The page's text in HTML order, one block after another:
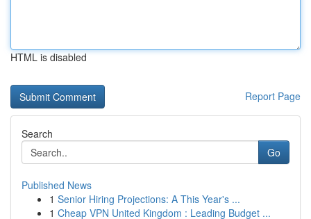
HTML is disabled
Report Page
Search
Go
Published News
1 Senior Hiring Projections: A This Year's ...
1 Cheap VPN United Kingdom : Leading Budget ...